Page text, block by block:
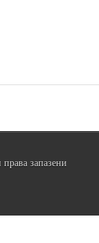
запазени